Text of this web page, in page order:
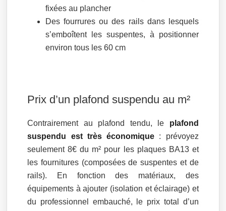
fixées au plancher
Des fourrures ou des rails dans lesquels
s’emboîtent les suspentes, à positionner
environ tous les 60 cm
Prix d’un plafond suspendu au m²
Contrairement au plafond tendu, le plafond
suspendu est très économique : prévoyez
seulement 8€ du m² pour les plaques BA13 et
les fournitures (composées de suspentes et de
rails). En fonction des matériaux, des
équipements à ajouter (isolation et éclairage) et
du professionnel embauché, le prix total d’un